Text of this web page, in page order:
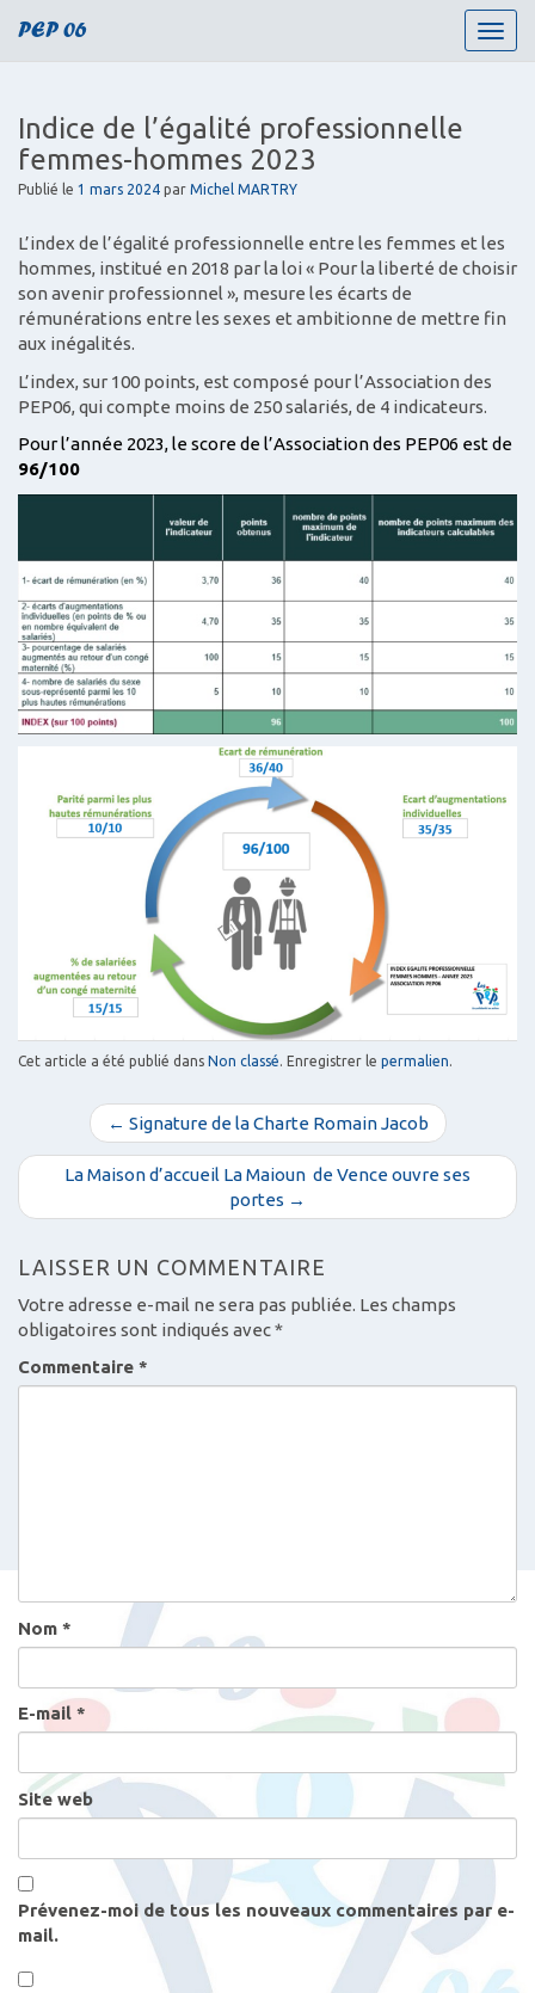
T
o
i
a
o
PEP 06
Indice de l’égalité professionnelle
femmes-hommes 2023
Publié le 1 mars 2024 par Michel MARTRY
L’index de l’égalité professionnelle entre les femmes et les
hommes, institué en 2018 par la loi « Pour la liberté de choisir
son avenir professionnel », mesure les écarts de
rémunérations entre les sexes et ambitionne de mettre fin
aux inégalités.
L’index, sur 100 points, est composé pour l’Association des
PEP06, qui compte moins de 250 salariés, de 4 indicateurs.
Pour l’année 2023, le score de l’Association des PEP06 est de
96/100
Cet article a été publié dans Non classé. Enregistrer le permalien.
i
a
t
i
o
n
c
e
s
← Signature de la Charte Romain Jacob
La Maison d’accueil La Maioun de Vence ouvre ses
portes →
LAISSER UN COMMENTAIRE
Votre adresse e-mail ne sera pas publiée. Les champs
obligatoires sont indiqués avec*
Commentaire *
Nom *
E-mail *
Site web
Prévenez-moi de tous les nouveaux commentaires par e-
mail.